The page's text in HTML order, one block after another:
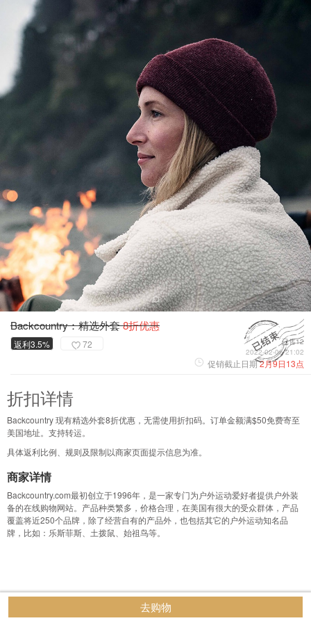
Backcountry：精选外套8折优惠
返利3.5% 72
已售12
2022-02-06 21:02
促销截止日期2月9日13点
折扣详情
Backcountry 现有精选外套8折优惠，无需使用折扣码。订单金额满$50免费寄至
美国地址。支持转运。
具体返利比例、规则及限制以商家页面提示信息为准。
商家详情
Backcountry.com最初创立于1996年，是一家专门为户外运动爱好者提供户外装
备的在线购物网站。产品种类繁多，价格合理，在美国有很大的受众群体，产品
覆盖将近250个品牌，除了经营自有的产品外，也包括其它的户外运动知名品
牌，比如：乐斯菲斯、土拨鼠、始祖鸟等。
去购物